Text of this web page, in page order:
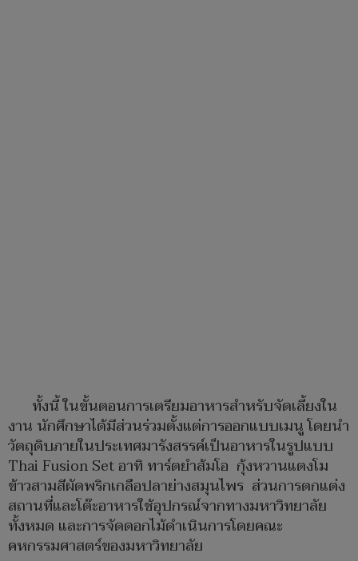
ทั้งนี้ ในขั้นตอนการเตรียมอาหารสำหรับจัดเลี้ยงใน
งาน นักศึกษาได้มีส่วนร่วมตั้งแต่การออกแบบเมนู โดยนำ
วัตถุดิบภายในประเทศมารังสรรค์เป็นอาหารในรูปแบบ
Thai Fusion Set อาทิ ทาร์ตยำส้มโอ กุ้งหวานแตงโม
ข้าวสามสีผัดพริกเกลือปลาย่างสมุนไพร ส่วนการตกแต่ง
สถานที่และโต๊ะอาหารใช้อุปกรณ์จากทางมหาวิทยาลัย
ทั้งหมด และการจัดดอกไม้ดำเนินการโดยคณะ
คหกรรมศาสตร์ของมหาวิทยาลัย